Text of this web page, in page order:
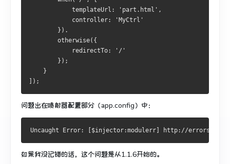
            templateUrl: 'part.html',
            controller: 'MyCtrl'
        }).
        otherwise({
            redirectTo: '/'
        });
    }
]);
问题出在喷射器配置部分（app.config）中：
如果我没记错的话，这个问题是从1.1.6开始的。